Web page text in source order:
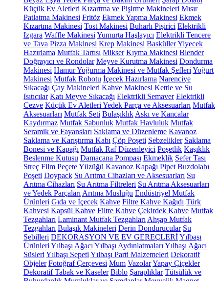
Küçük Ev Aletleri Kızartma ve Pişirme Makineleri Mısır
Patlatma Makinesi Fritöz Ekmek Yapma Makinesi Ekmek
Kızartma Makinesi Tost Makinesi Buharlı Pişirici Elektrikli
Izgara Waffle Makinesi Yumurta Haşlayıcı Elektrikli Tencere
ve Tava Pizza Makinesi Krep Makinesi BasküllerYiyecek
Hazırlama Mutfak Tartısı Mikser Kıyma Makinesi Blender
Doğrayıcı ve Rondolar Meyve Kurutma Makinesi Dondurma
Makinesi Hamur Yoğurma Makinesi ve Mutfak Şefleri Yoğurt
Makinesi Mutfak Robotu İçecek Hazırlama Narenciye
Sıkacağı Çay Makineleri Kahve Makinesi Kettle ve Su
Isıtıcılar Katı Meyve Sıkacağı Elektrikli Semaver Elektrikli
Cezve Küçük Ev Aletleri Yedek Parça ve Aksesuarları Mutfak
Aksesuarları Mutfak Seti Bulaşıklık Askı ve Kancalar
Kaydırmaz Mutfak Sabunluk Mutfak Havluluk Mutfak
Seramik ve Fayansları Saklama ve Düzenleme Kavanoz
Saklama ve Karıştırma Kabı Çöp Poşeti Sebzelikler Saklama
Bonesi ve Kapağı Mutfak Raf Düzenleyici Poşetlik Kaşıklık
Beslenme Kutusu Damacana Pompası Ekmeklik Sefer Tası
Streç Film Peçete Yüzüğü Kavanoz Kapağı Pipet Buzdolabı
Poşeti Doypack Su Arıtma Cihazları ve Aksesuarları Su
Arıtma Cihazları Su Arıtma Filtreleri Su Arıtma Aksesuarları
ve Yedek Parçaları Arıtma Musluğu Endüstriyel Mutfak
Ürünleri Gıda ve İçecek Kahve Filtre Kahve Kağıdı Türk
Kahvesi Kapsül Kahve Filtre Kahve Çekirdek Kahve Mutfak
Tezgahları Laminant Mutfak Tezgahları Ahşap Mutfak
Tezgahları Bulaşık Makineleri Derin Dondurucular Su
Sebilleri DEKORASYON VE EV GEREÇLERİYılbaşı
Ürünleri Yılbaşı Ağacı Yılbaşı Aydınlatmaları Yılbaşı Ağacı
Süsleri Yılbaşı Sepeti Yılbaşı Parti Malzemeleri Dekoratif
Objeler Fotoğraf Çerçevesi Mum VazolarYapay Çiçekler
Dekoratif Tabak ve Kaseler Biblo Şaraplıklar Tütsülük ve